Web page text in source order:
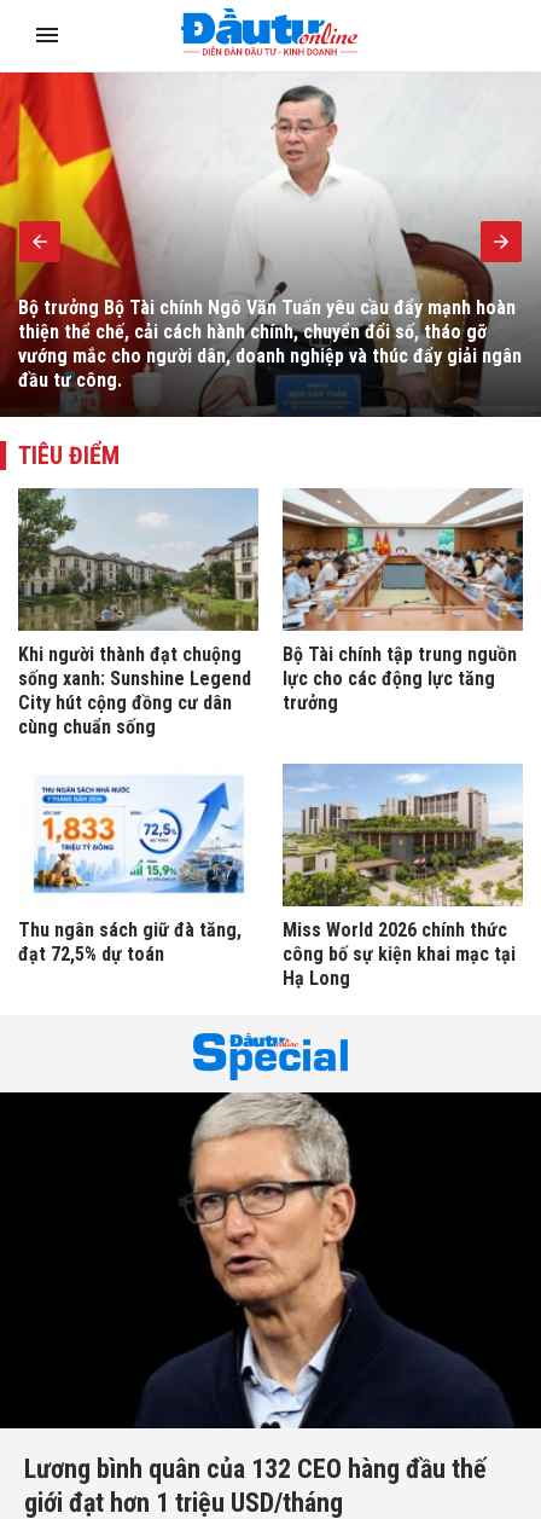
Ngoại giao kinh tế đang chuyển mạnh sang “kiến tạo phát
triển”, lấy doanh nghiệp làm trung tâm, hỗ trợ kết nối nguồn
lực, mở rộng thị trường, thu hút đầu tư, công nghệ và nâng
cao năng lực cạnh tranh quốc tế.
TIÊU ĐIỂM
Khi người thành đạt chuộng
sống xanh: Sunshine Legend
City hút cộng đồng cư dân
cùng chuẩn sống
Bộ Tài chính tập trung nguồn
lực cho các động lực tăng
trưởng
Thu ngân sách giữ đà tăng,
đạt 72,5% dự toán
Miss World 2026 chính thức
công bố sự kiện khai mạc tại
Hạ Long
Lương bình quân của 132 CEO hàng đầu thế
giới đạt hơn 1 triệu USD/tháng